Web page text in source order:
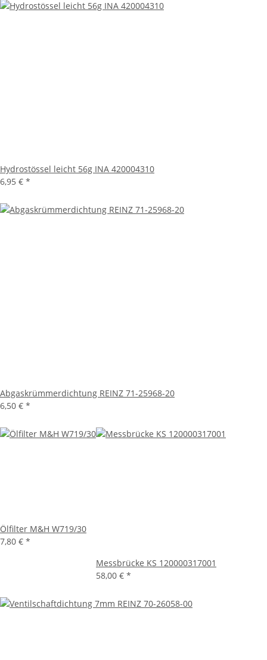
Hydrostössel leicht 56g INA 420004310
6,95 € *
Abgaskrümmerdichtung REINZ 71-25968-20
6,50 € *
Ölfilter M&H W719/30
7,80 € *
Messbrücke KS 120000317001
58,00 € *